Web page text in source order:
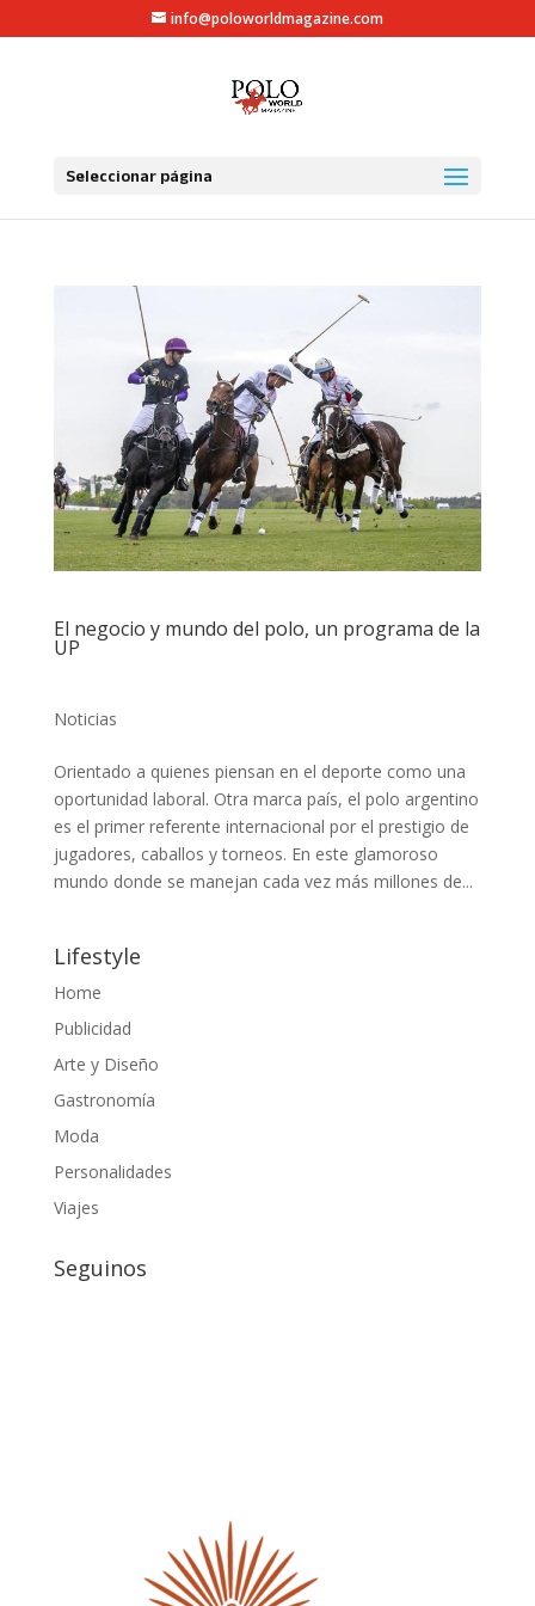
info@poloworldmagazine.com
Seleccionar página
El negocio y mundo del polo, un programa de la
UP
Noticias
Orientado a quienes piensan en el deporte como una
oportunidad laboral. Otra marca país, el polo argentino
es el primer referente internacional por el prestigio de
jugadores, caballos y torneos. En este glamoroso
mundo donde se manejan cada vez más millones de...
Lifestyle
Home
Publicidad
Arte y Diseño
Gastronomía
Moda
Personalidades
Viajes
Seguinos